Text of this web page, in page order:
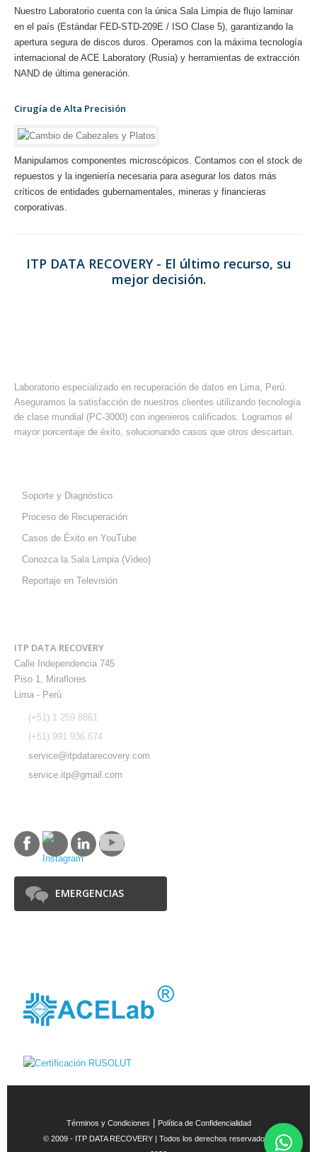
Nuestro Laboratorio cuenta con la única Sala Limpia de flujo laminar
en el país (Estándar FED-STD-209E / ISO Clase 5), garantizando la
apertura segura de discos duros. Operamos con la máxima tecnología
internacional de ACE Laboratory (Rusia) y herramientas de extracción
NAND de última generación.
Cirugía de Alta Precisión
Manipulamos componentes microscópicos. Contamos con el stock de
repuestos y la ingeniería necesaria para asegurar los datos más
críticos de entidades gubernamentales, mineras y financieras
corporativas.
ITP DATA RECOVERY - El último recurso, su
mejor decisión.
Laboratorio especializado en recuperación de datos en Lima, Perú.
Aseguramos la satisfacción de nuestros clientes utilizando tecnología
de clase mundial (PC-3000) con ingenieros calificados. Logramos el
mayor porcentaje de éxito, solucionando casos que otros descartan.
Soporte y Diagnóstico
Proceso de Recuperación
Casos de Éxito en YouTube
Conozca la Sala Limpia (Video)
Reportaje en Televisión
ITP DATA RECOVERY
Calle Independencia 745
Piso 1, Miraflores
Lima - Perú
(+51) 1 259 8861
(+51) 991 936 674
service@itpdatarecovery.com
service.itp@gmail.com
EMERGENCIAS
Términos y Condiciones
Política de Confidencialidad
© 2009 - ITP DATA RECOVERY | Todos los derechos reservados